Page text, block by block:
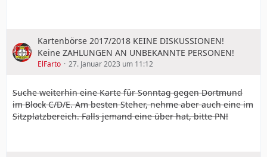
Kartenbörse 2017/2018 KEINE DISKUSSIONEN!
Keine ZAHLUNGEN AN UNBEKANNTE PERSONEN!
ElFarto 27. Januar 2023 um 11:12
Suche weiterhin eine Karte für Sonntag gegen Dortmund
im Block C/D/E. Am besten Steher, nehme aber auch eine im
Sitzplatzbereich. Falls jemand eine über hat, bitte PN!